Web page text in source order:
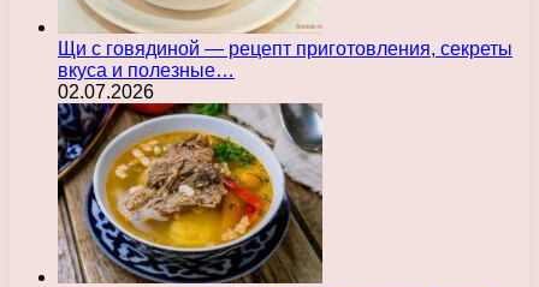
Щи с говядиной — рецепт приготовления, секреты
вкуса и полезные…
02.07.2026